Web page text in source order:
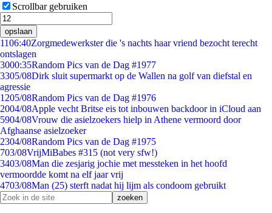
Scrollbar gebruiken
opslaan
1106:40Zorgmedewerkster die 's nachts haar vriend bezocht terecht
ontslagen
3000:35Random Pics van de Dag #1977
3305/08Dirk sluit supermarkt op de Wallen na golf van diefstal en
agressie
1205/08Random Pics van de Dag #1976
2004/08Apple vecht Britse eis tot inbouwen backdoor in iCloud aan
5904/08Vrouw die asielzoekers hielp in Athene vermoord door
Afghaanse asielzoeker
2304/08Random Pics van de Dag #1975
703/08VrijMiBabes #315 (not very sfw!)
3403/08Man die zesjarig jochie met messteken in het hoofd
vermoordde komt na elf jaar vrij
4703/08Man (25) sterft nadat hij lijm als condoom gebruikt